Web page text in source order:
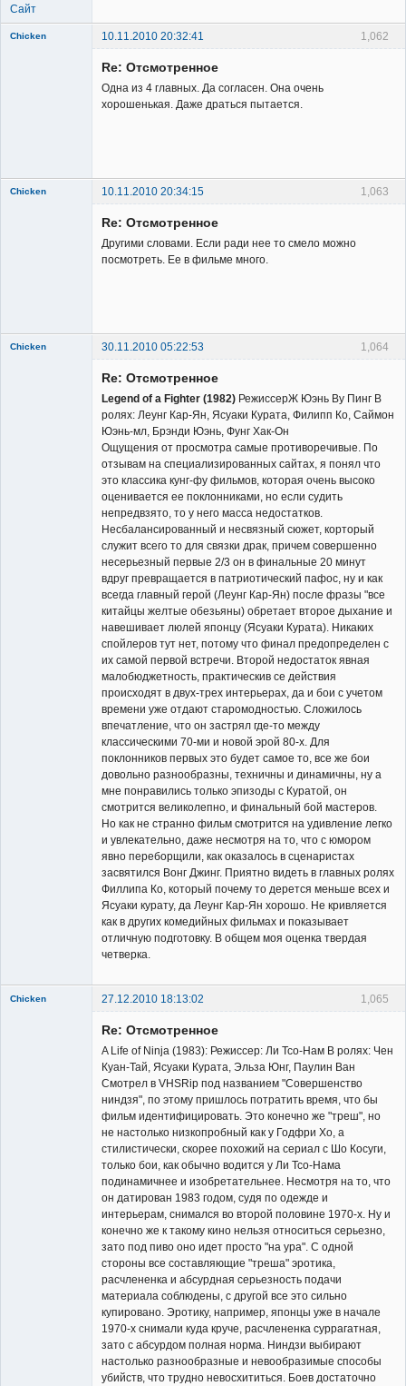
Сайт
1,062
Chicken
10.11.2010 20:32:41
Re: Отсмотренное
Одна из 4 главных. Да согласен. Она очень
хорошенькая. Даже драться пытается.
1,063
Chicken
10.11.2010 20:34:15
Re: Отсмотренное
Другими словами. Если ради нее то смело можно
посмотреть. Ее в фильме много.
1,064
Chicken
30.11.2010 05:22:53
Re: Отсмотренное
Legend of a Fighter (1982) РежиссерЖ Юэнь Ву Пинг В
ролях: Леунг Кар-Ян, Ясуаки Курата, Филипп Ко, Саймон
Юэнь-мл, Брэнди Юэнь, Фунг Хак-Он
Ощущения от просмотра самые противоречивые. По
отзывам на специализированных сайтах, я понял что
это классика кунг-фу фильмов, которая очень высоко
оценивается ее поклонниками, но если судить
непредвзято, то у него масса недостатков.
Несбалансированный и несвязный сюжет, корторый
служит всего то для связки драк, причем совершенно
несерьезный первые 2/3 он в финальные 20 минут
вдруг превращается в патриотический пафос, ну и как
всегда главный герой (Леунг Кар-Ян) после фразы "все
китайцы желтые обезьяны) обретает второе дыхание и
навешивает люлей японцу (Ясуаки Курата). Никаких
спойлеров тут нет, потому что финал предопределен с
их самой первой встречи. Второй недостаток явная
малобюджетность, практическив се действия
происходят в двух-трех интерьерах, да и бои с учетом
времени уже отдают старомодностью. Сложилось
впечатление, что он застрял где-то между
классическими 70-ми и новой эрой 80-х. Для
поклонников первых это будет самое то, все же бои
довольно разнообразны, техничны и динамичны, ну а
мне понравились только эпизоды с Куратой, он
смотрится великолепно, и финальный бой мастеров.
Но как не странно фильм смотрится на удивление легко
и увлекательно, даже несмотря на то, что с юмором
явно переборщили, как оказалось в сценаристах
засвятился Вонг Джинг. Приятно видеть в главных ролях
Филлипа Ко, который почему то дерется меньше всех и
Ясуаки курату, да Леунг Кар-Ян хорошо. Не кривляется
как в других комедийных фильмах и показывает
отличную подготовку. В общем моя оценка твердая
четверка.
1,065
Chicken
27.12.2010 18:13:02
Re: Отсмотренное
A Life of Ninja (1983): Режиссер: Ли Тсо-Нам В ролях: Чен
Куан-Тай, Ясуаки Курата, Эльза Юнг, Паулин Ван
Смотрел в VHSRip под названием "Совершенство
ниндзя", по этому пришлось потратить время, что бы
фильм идентифицировать. Это конечно же "треш", но
не настолько низкопробный как у Годфри Хо, а
стилистически, скорее похожий на сериал с Шо Косуги,
только бои, как обычно водится у Ли Тсо-Нама
подинамичнее и изобретательнее. Несмотря на то, что
он датирован 1983 годом, судя по одежде и
интерьерам, снимался во второй половине 1970-х. Ну и
конечно же к такому кино нельзя относиться серьезно,
зато под пиво оно идет просто "на ура". С одной
стороны все составляющие "треша" эротика,
расчлененка и абсурдная серьезность подачи
материала соблюдены, с другой все это сильно
купировано. Эротику, например, японцы уже в начале
1970-х снимали куда круче, расчлененка суррагатная,
зато с абсурдом полная норма. Ниндзи выбирают
настолько разнообразные и невообразимые способы
убийств, что трудно невосхититься. Боев достаточно